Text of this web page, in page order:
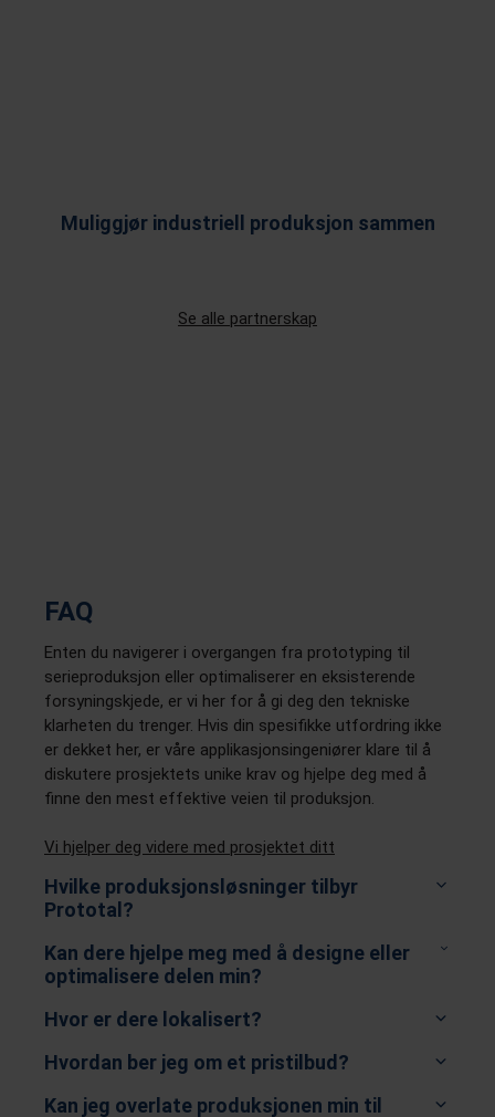
Muliggjør industriell produksjon sammen
Se alle partnerskap
FAQ
Enten du navigerer i overgangen fra prototyping til
serieproduksjon eller optimaliserer en eksisterende
forsyningskjede, er vi her for å gi deg den tekniske
klarheten du trenger. Hvis din spesifikke utfordring ikke
er dekket her, er våre applikasjonsingeniører klare til å
diskutere prosjektets unike krav og hjelpe deg med å
finne den mest effektive veien til produksjon.
Vi hjelper deg videre med prosjektet ditt
Hvilke produksjonsløsninger tilbyr
Prototal?
Industriell 3D-utskrift : Vi tilbyr industriell 3D-
utskrift i teknologier som MJF, SLS, FDM, SLA, FDR,
DLP, PolyJet og SAF. Materialutvalget vårt spenner
fra ulike varianter av PA 11, PA 12, PP, TPU, ABS,
Kan dere hjelpe meg med å designe eller
optimalisere delen min?
Hvor er dere lokalisert?
Hvordan ber jeg om et pristilbud?
Kan jeg overlate produksjonen min til